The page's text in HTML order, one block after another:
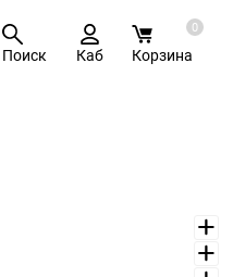
Поиск Каб
0
Корзина